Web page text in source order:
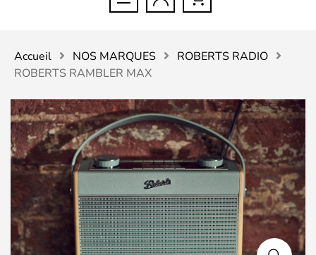
Accueil NOS MARQUES
ROBERTS RADIO
ROBERTS RAMBLER MAX